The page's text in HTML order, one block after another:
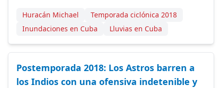
Huracán Michael
Temporada ciclónica 2018
Inundaciones en Cuba
Lluvias en Cuba
Postemporada 2018: Los Astros barren a
los Indios con una ofensiva indetenible y